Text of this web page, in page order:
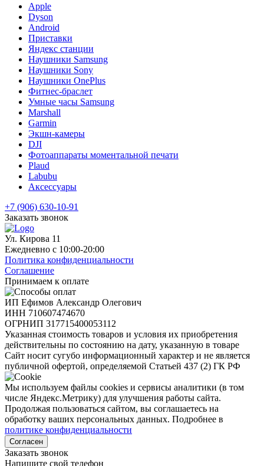
Apple
Dyson
Android
Приставки
Яндекс станции
Наушники Samsung
Наушники Sony
Наушники OnePlus
Фитнес-браслет
Умные часы Samsung
Marshall
Garmin
Экшн-камеры
DJI
Фотоаппараты моментальной печати
Plaud
Labubu
Аксессуары
+7 (906) 630-10-91
Заказать звонок
Ул. Кирова 11
Ежедневно с 10:00-20:00
Политика конфиденциальности
Соглашение
Принимаем к оплате
ИП Ефимов Александр Олегович
ИНН 710607474670
ОГРНИП 317715400053112
Указанная стоимость товаров и условия их приобретения
действительны по состоянию на дату, указанную в товаре
Сайт носит сугубо информационный характер и не является
публичной офертой, определяемой Статьей 437 (2) ГК РФ
Мы используем файлы cookies и сервисы аналитики (в том
числе Яндекс.Метрику) для улучшения работы сайта.
Продолжая пользоваться сайтом, вы соглашаетесь на
обработку ваших персональных данных. Подробнее в
политике конфиденциальности
Согласен
Заказать звонок
Напишите свой телефон